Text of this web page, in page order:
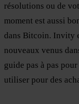
résolutions ou de
moment est aussi
dans Bitcoin. Invity
nouveaux venus
guide pas à pas
utiliser pour des